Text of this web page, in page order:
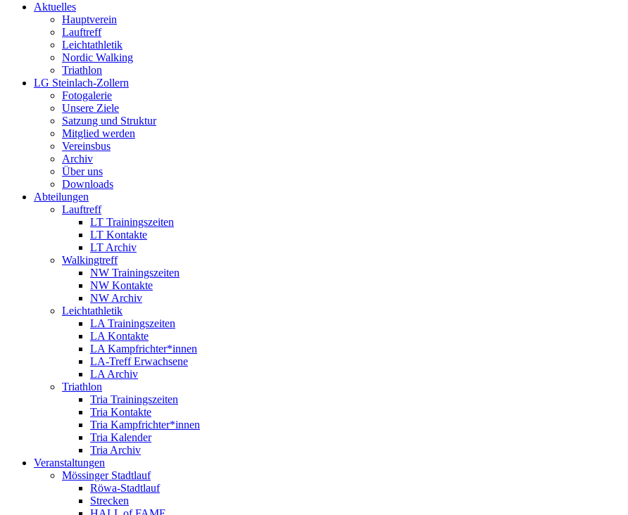
Aktuelles
Hauptverein
Lauftreff
Leichtathletik
Nordic Walking
Triathlon
LG Steinlach-Zollern
Fotogalerie
Unsere Ziele
Satzung und Struktur
Mitglied werden
Vereinsbus
Archiv
Über uns
Downloads
Abteilungen
Lauftreff
LT Trainingszeiten
LT Kontakte
LT Archiv
Walkingtreff
NW Trainingszeiten
NW Kontakte
NW Archiv
Leichtathletik
LA Trainingszeiten
LA Kontakte
LA Kampfrichter*innen
LA-Treff Erwachsene
LA Archiv
Triathlon
Tria Trainingszeiten
Tria Kontakte
Tria Kampfrichter*innen
Tria Kalender
Tria Archiv
Veranstaltungen
Mössinger Stadtlauf
Röwa-Stadtlauf
Strecken